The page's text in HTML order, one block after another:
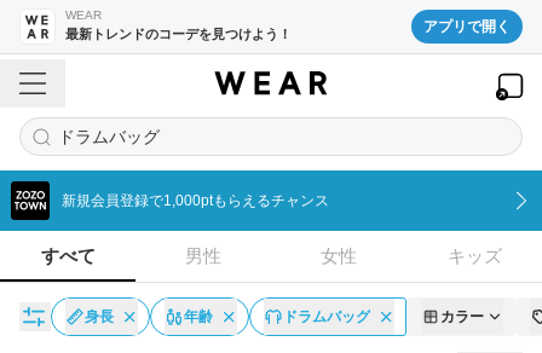
WEAR
最新トレンドのコーデを見つけよう！ アプリで開く
ドラムバッグ
新規会員登録で1,000ptもらえるチャンス
すべて 男性 女性 キッズ
身長 年齢 ドラムバッグ カラー